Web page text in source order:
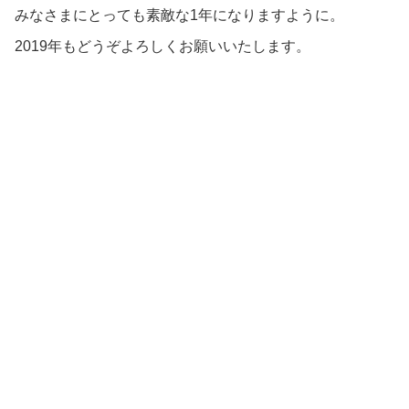
みなさまにとっても素敵な1年になりますように。
2019年もどうぞよろしくお願いいたします。